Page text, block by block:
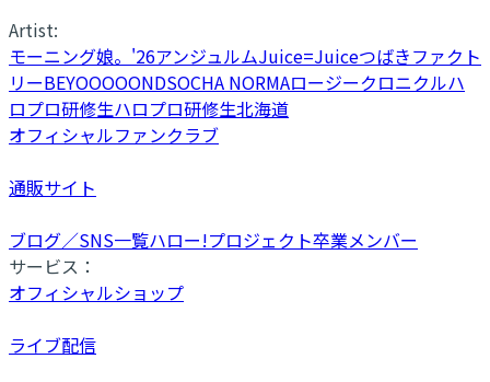
Artist:
モーニング娘。'26アンジュルムJuice=Juiceつばきファクト
リーBEYOOOOONDSOCHA NORMAロージークロニクルハ
ロプロ研修生ハロプロ研修生北海道
オフィシャルファンクラブ
通販サイト
ブログ／SNS一覧ハロー!プロジェクト卒業メンバー
サービス：
オフィシャルショップ
ライブ配信